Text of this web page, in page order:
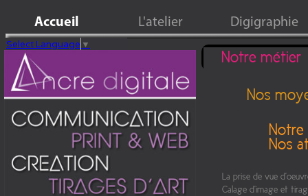
Accueil L'atelier Digigraphie
Select Language ▼
La prise de vue
Calage d'image et
Notre métier
Nos
Notre
Nos